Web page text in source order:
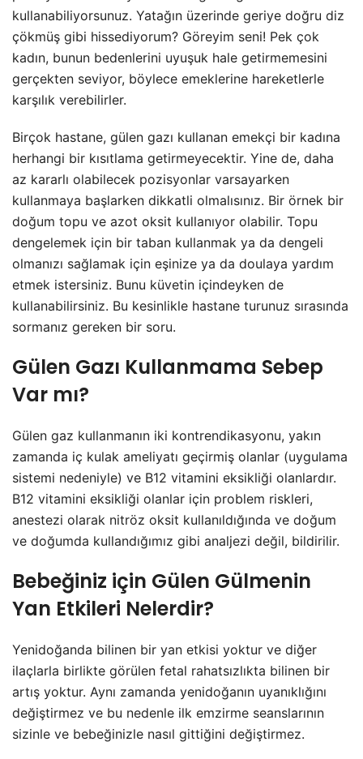
kullanabiliyorsunuz. Yatağın üzerinde geriye doğru diz
çökmüş gibi hissediyorum? Göreyim seni! Pek çok
kadın, bunun bedenlerini uyuşuk hale getirmemesini
gerçekten seviyor, böylece emeklerine hareketlerle
karşılık verebilirler.
Birçok hastane, gülen gazı kullanan emekçi bir kadına
herhangi bir kısıtlama getirmeyecektir. Yine de, daha
az kararlı olabilecek pozisyonlar varsayarken
kullanmaya başlarken dikkatli olmalısınız. Bir örnek bir
doğum topu ve azot oksit kullanıyor olabilir. Topu
dengelemek için bir taban kullanmak ya da dengeli
olmanızı sağlamak için eşinize ya da doulaya yardım
etmek istersiniz. Bunu küvetin içindeyken de
kullanabilirsiniz. Bu kesinlikle hastane turunuz sırasında
sormanız gereken bir soru.
Gülen Gazı Kullanmama Sebep
Var mı?
Gülen gaz kullanmanın iki kontrendikasyonu, yakın
zamanda iç kulak ameliyatı geçirmiş olanlar (uygulama
sistemi nedeniyle) ve B12 vitamini eksikliği olanlardır.
B12 vitamini eksikliği olanlar için problem riskleri,
anestezi olarak nitröz oksit kullanıldığında ve doğum
ve doğumda kullandığımız gibi analjezi değil, bildirilir.
Bebeğiniz için Gülen Gülmenin
Yan Etkileri Nelerdir?
Yenidoğanda bilinen bir yan etkisi yoktur ve diğer
ilaçlarla birlikte görülen fetal rahatsızlıkta bilinen bir
artış yoktur. Aynı zamanda yenidoğanın uyanıklığını
değiştirmez ve bu nedenle ilk emzirme seanslarının
sizinle ve bebeğinizle nasıl gittiğini değiştirmez.